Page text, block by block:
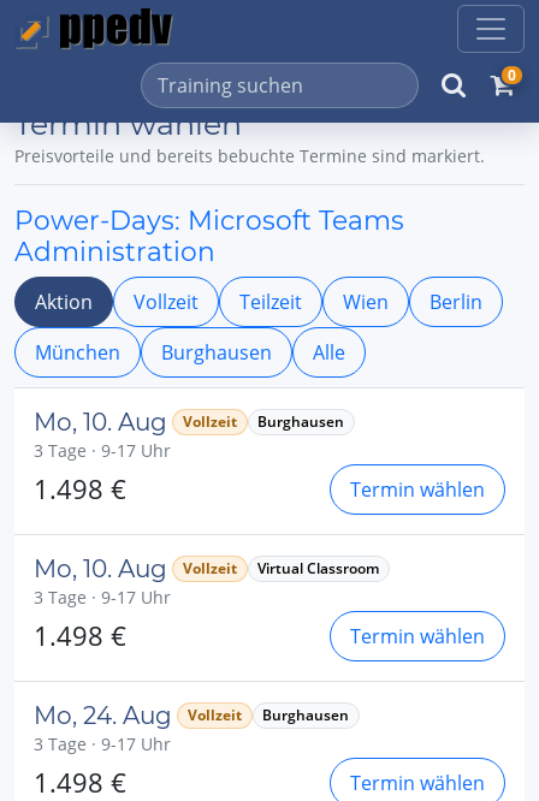
0
Termin wählen
Preisvorteile und bereits bebuchte Termine sind markiert.
Power-Days: Microsoft Teams
Administration
Aktion Vollzeit Teilzeit Wien
Berlin
München
Burghausen Alle
Mo, 10. Aug Vollzeit Burghausen
3 Tage · 9-17 Uhr
1.498 € Termin wählen
Mo, 10. Aug Vollzeit Virtual Classroom
3 Tage · 9-17 Uhr
1.498 € Termin wählen
Mo, 24. Aug Vollzeit Burghausen
3 Tage · 9-17 Uhr
1.498 € Termin wählen